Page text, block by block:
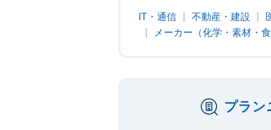
IT・通信 不動産・建設
メーカー（化学・素材・食
プラン